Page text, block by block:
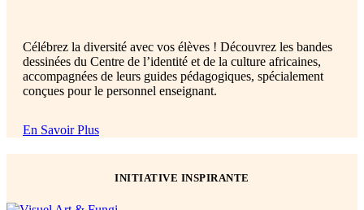
Célébrez la diversité avec vos élèves ! Découvrez les bandes
dessinées du Centre de l’identité et de la culture africaines,
accompagnées de leurs guides pédagogiques, spécialement
conçues pour le personnel enseignant.
En Savoir Plus
INITIATIVE INSPIRANTE